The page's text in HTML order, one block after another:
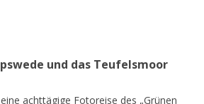
und das Teufelsmoor
achttägige Fotoreise des „Grünen